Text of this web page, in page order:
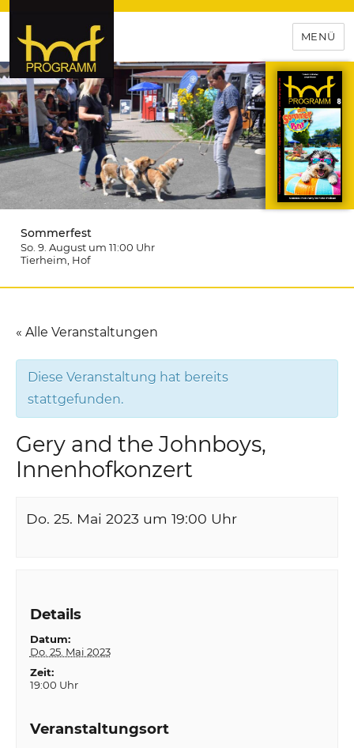
hof-programm – das
Veranstaltungsportal für
Hochfranken
MENÜ
Sommerfest
So. 9. August um 11:00 Uhr
Tierheim , Hof
« Alle Veranstaltungen
Diese Veranstaltung hat bereits
stattgefunden.
Gery and the Johnboys,
Innenhofkonzert
Do. 25. Mai 2023 um 19:00 Uhr
Details
Datum:
Do. 25. Mai 2023
Zeit:
19:00 Uhr
Veranstaltungsort